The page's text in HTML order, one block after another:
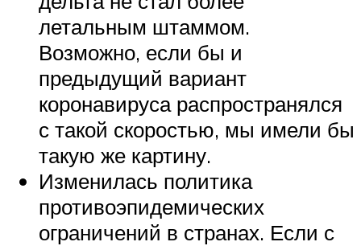
летальным штаммом.
Возможно, если бы и
предыдущий вариант
коронавируса распространялся
с такой скоростью, мы имели бы
такую же картину.
Изменилась политика
противоэпидемических
ограничений в странах. Если с